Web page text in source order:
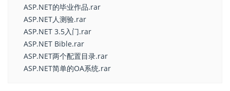
ASP.NET的毕业作品.rar
ASP.NET人测验.rar
ASP.NET 3.5入门.rar
ASP.NET Bible.rar
ASP.NET两个配置目录.rar
ASP.NET简单的OA系统.rar